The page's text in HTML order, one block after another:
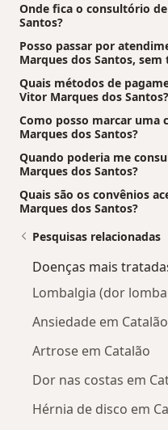
Onde fica o consultório
Santos?
Posso passar por
Marques dos Santos,
Quais métodos de
Vitor Marques dos Santos?
Como posso marcar uma
Marques dos Santos?
Quando poderia me
Marques dos Santos?
Quais são os convênios
Marques dos Santos?
Pesquisas relacionadas
Doenças mais
Lombalgia (dor
Ansiedade em Catalão
Artrose em Catalão
Dor nas costas em
Hérnia de disco em